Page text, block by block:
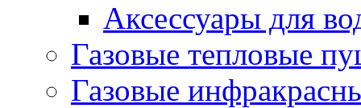
Аксессуары для
Газовые тепловые
Газовые